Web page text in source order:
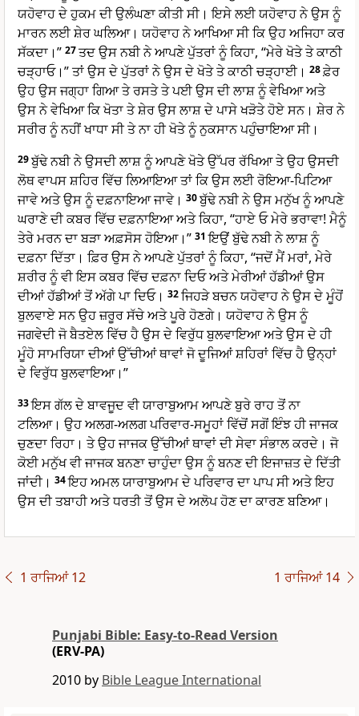
ਯਹੋਵਾਹ ਦੇ ਹੁਕਮ ਦੀ ਉਲੰਘਣਾ ਕੀਤੀ ਸੀ। ਇਸੇ ਲਈ ਯਹੋਵਾਹ ਨੇ ਉਸ ਨੂੰ
ਮਾਰਨ ਲਈ ਸ਼ੇਰ ਘਲਿਆ। ਯਹੋਵਾਹ ਨੇ ਆਖਿਆ ਸੀ ਕਿ ਉਹ ਅਜਿਹਾ ਕਰ
ਸੱਕਦਾ।” 27ਤਦ ਉਸ ਨਬੀ ਨੇ ਆਪਣੇ ਪੁੱਤਰਾਂ ਨੂੰ ਕਿਹਾ, “ਮੇਰੇ ਖੋਤੇ ਤੇ ਕਾਠੀ
ਚੜ੍ਹਾਓ।” ਤਾਂ ਉਸ ਦੇ ਪੁੱਤਰਾਂ ਨੇ ਉਸ ਦੇ ਖੋਤੇ ਤੇ ਕਾਠੀ ਚੜ੍ਹਾਈ। 28ਫ਼ੇਰ
ਉਹ ਉਸ ਜਗ੍ਹਾ ਗਿਆ ਤੇ ਰਸਤੇ ਤੇ ਪਈ ਉਸ ਦੀ ਲਾਸ਼ ਨੂੰ ਵੇਖਿਆ ਅਤੇ
ਉਸ ਨੇ ਵੇਖਿਆ ਕਿ ਖੋਤਾ ਤੇ ਸ਼ੇਰ ਉਸ ਲਾਸ਼ ਦੇ ਪਾਸੇ ਖੜੋਤੇ ਹੋਏ ਸਨ। ਸ਼ੇਰ ਨੇ
ਸਰੀਰ ਨੂੰ ਨਹੀਂ ਖਾਧਾ ਸੀ ਤੇ ਨਾ ਹੀ ਖੋਤੇ ਨੂੰ ਨੁਕਸਾਨ ਪਹੁੰਚਾਇਆ ਸੀ।
29ਬੁੱਢੇ ਨਬੀ ਨੇ ਉਸਦੀ ਲਾਸ਼ ਨੂੰ ਆਪਣੇ ਖੋਤੇ ਉੱਪਰ ਰੱਖਿਆ ਤੇ ਉਹ ਉਸਦੀ
ਲੋਥ ਵਾਪਸ ਸ਼ਹਿਰ ਵਿੱਚ ਲਿਆਇਆ ਤਾਂ ਕਿ ਉਸ ਲਈ ਰੋਇਆ-ਪਿਟਿਆ
ਜਾਵੇ ਅਤੇ ਉਸ ਨੂੰ ਦਫ਼ਨਾਇਆ ਜਾਵੇ। 30ਬੁੱਢੇ ਨਬੀ ਨੇ ਉਸ ਮਨੁੱਖ ਨੂੰ ਆਪਣੇ
ਘਰਾਣੇ ਦੀ ਕਬਰ ਵਿੱਚ ਦਫ਼ਨਾਇਆ ਅਤੇ ਕਿਹਾ, “ਹਾਏ ਓ ਮੇਰੇ ਭਰਾਵਾ! ਮੈਨੂੰ
ਤੇਰੇ ਮਰਨ ਦਾ ਬੜਾ ਅਫ਼ਸੋਸ ਹੋਇਆ।” 31ਇਉਂ ਬੁੱਢੇ ਨਬੀ ਨੇ ਲਾਸ਼ ਨੂੰ
ਦਫ਼ਨਾ ਦਿੱਤਾ। ਫ਼ਿਰ ਉਸ ਨੇ ਆਪਣੇ ਪੁੱਤਰਾਂ ਨੂੰ ਕਿਹਾ, “ਜਦੋਂ ਮੈਂ ਮਰਾਂ, ਮੇਰੇ
ਸ਼ਰੀਰ ਨੂੰ ਵੀ ਇਸ ਕਬਰ ਵਿੱਚ ਦਫ਼ਨਾ ਦਿਓ ਅਤੇ ਮੇਰੀਆਂ ਹੱਡੀਆਂ ਉਸ
ਦੀਆਂ ਹੱਡੀਆਂ ਤੋਂ ਅੱਗੇ ਪਾ ਦਿਓ। 32ਜਿਹੜੇ ਬਚਨ ਯਹੋਵਾਹ ਨੇ ਉਸ ਦੇ ਮੂੰਹੋਂ
ਬੁਲਵਾਏ ਸਨ ਉਹ ਜ਼ਰੂਰ ਸੱਚੇ ਅਤੇ ਪੂਰੇ ਹੋਣਗੇ। ਯਹੋਵਾਹ ਨੇ ਉਸ ਨੂੰ
ਜਗਵੇਦੀ ਜੋ ਬੈਤਏਲ ਵਿੱਚ ਹੈ ਉਸ ਦੇ ਵਿਰੁੱਧ ਬੁਲਵਾਇਆ ਅਤੇ ਉਸ ਦੇ ਹੀ
ਮੂੰਹੋ ਸਾਮਰਿਯਾ ਦੀਆਂ ਉੱਚੀਆਂ ਥਾਵਾਂ ਜੋ ਦੂਜਿਆਂ ਸ਼ਹਿਰਾਂ ਵਿੱਚ ਹੈ ਉਨ੍ਹਾਂ
ਦੇ ਵਿਰੁੱਧ ਬੁਲਵਾਇਆ।”
33ਇਸ ਗੱਲ ਦੇ ਬਾਵਜੂਦ ਵੀ ਯਾਰਾਬੁਆਮ ਆਪਣੇ ਬੁਰੇ ਰਾਹ ਤੋਂ ਨਾ
ਟਲਿਆ। ਉਹ ਅਲਗ-ਅਲਗ ਪਰਿਵਾਰ-ਸਮੂਹਾਂ ਵਿੱਚੋਂ ਸਗੋਂ ਇੰਝ ਹੀ ਜਾਜਕ
ਚੁਣਦਾ ਰਿਹਾ। ਤੇ ਉਹ ਜਾਜਕ ਉੱਚੀਆਂ ਥਾਵਾਂ ਦੀ ਸੇਵਾ ਸੰਭਾਲ ਕਰਦੇ। ਜੋ
ਕੋਈ ਮਨੁੱਖ ਵੀ ਜਾਜਕ ਬਨਣਾ ਚਾਹੁੰਦਾ ਉਸ ਨੂੰ ਬਨਣ ਦੀ ਇਜਾਜ਼ਤ ਦੇ ਦਿੱਤੀ
ਜਾਂਦੀ। 34ਇਹ ਅਮਲ ਯਾਰਾਬੁਆਮ ਦੇ ਪਰਿਵਾਰ ਦਾ ਪਾਪ ਸੀ ਅਤੇ ਇਹ
ਉਸ ਦੀ ਤਬਾਹੀ ਅਤੇ ਧਰਤੀ ਤੋਂ ਉਸ ਦੇ ਅਲੋਪ ਹੋਣ ਦਾ ਕਾਰਣ ਬਣਿਆ।
1 ਰਾਜਿਆਂ 12 1 ਰਾਜਿਆਂ 14
Punjabi Bible: Easy-to-Read Version
(ERV-PA)
2010 by Bible League International